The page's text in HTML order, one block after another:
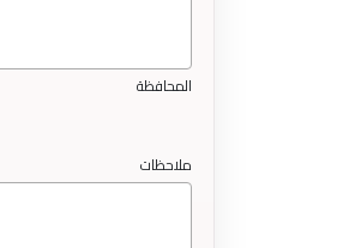
المحافظة
ملاحظات